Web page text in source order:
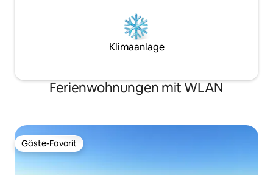
Klimaanlage
Ferienwohnungen mit WLAN
Gäste-Favorit
Gäste-Favorit